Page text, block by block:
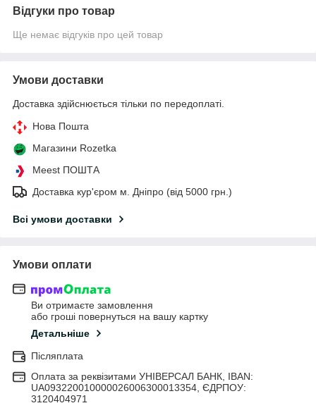
Відгуки про товар
Ще немає відгуків про цей товар
Умови доставки
Доставка здійснюється тільки по передоплаті.
Нова Пошта
Магазини Rozetka
Meest ПОШТА
Доставка кур'єром м. Дніпро (від 5000 грн.)
Всі умови доставки
Умови оплати
Ви отримаєте замовлення
або гроші повернуться на вашу картку
Детальніше
Післяплата
Оплата за реквізитами УНІВЕРСАЛ БАНК, IBAN:
UA093220010000026006300013354, ЄДРПОУ:
3120404971